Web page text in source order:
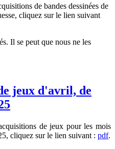
de bandes dessinées de
cliquez sur le lien suivant
Il se peut que nous ne les
jeux d'avril, de
de jeux pour les mois
cliquez sur le lien suivant : pdf.